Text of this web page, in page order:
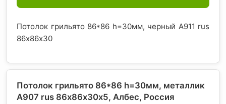
Потолок грильято 86*86 h=30мм, черный A911 rus
86х86х30
Потолок грильято 86*86 h=30мм, металлик
А907 rus 86х86х30х5, Албес, Россия